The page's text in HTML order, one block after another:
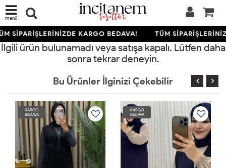
menü
SİPARİŞLERİNİZDE KARGO BEDAVA! TÜM
İlgili ürün bulunamadı veya satışa kapalı. Lütfen daha
sonra tekrar deneyin.
Bu Ürünler İlginizi Çekebilir
KARGO
BEDAVA
KARGO
BEDAVA